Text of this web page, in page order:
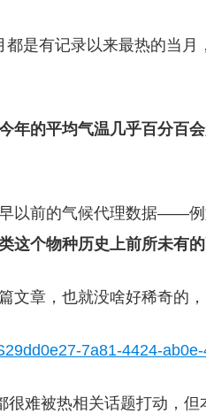
都是有记录以来最热的当
年的平均气温几乎百分百
以前的气候代理数据——
这个物种历史上前所未有
文章，也就没啥好稀奇的，
很难被热相关话题打动，